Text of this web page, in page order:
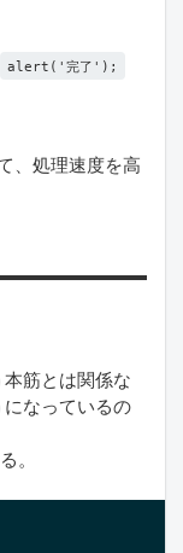
alert('完了');
、処理速度を高
筋とは関係な
なっているの
。